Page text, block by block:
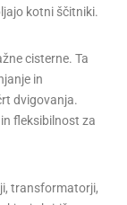
kotni ščitniki.
cisterne. Ta
in
dvigovanja.
fleksibilnost za
transformatorji,